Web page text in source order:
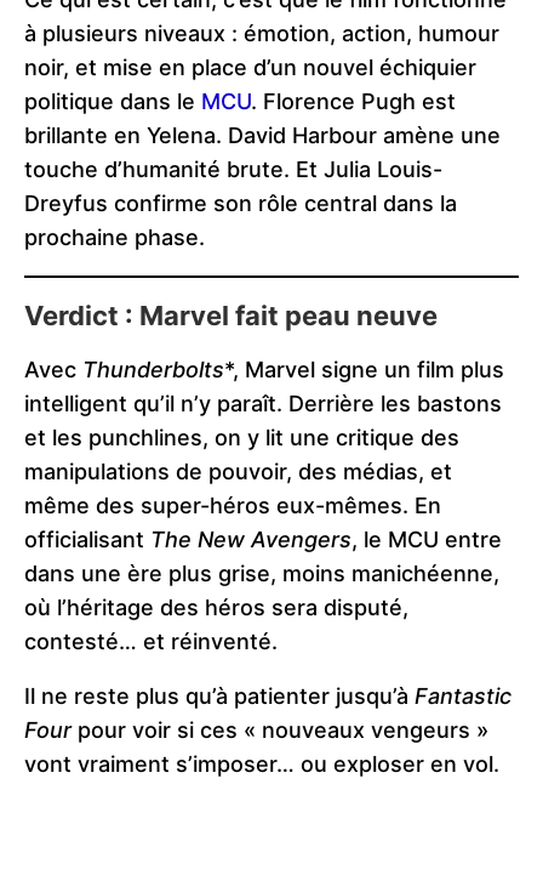
à plusieurs niveaux : émotion, action, humour
noir, et mise en place d’un nouvel échiquier
politique dans le MCU. Florence Pugh est
brillante en Yelena. David Harbour amène une
touche d’humanité brute. Et Julia Louis-
Dreyfus confirme son rôle central dans la
prochaine phase.
Verdict : Marvel fait peau neuve
Avec Thunderbolts*, Marvel signe un film plus
intelligent qu’il n’y paraît. Derrière les bastons
et les punchlines, on y lit une critique des
manipulations de pouvoir, des médias, et
même des super-héros eux-mêmes. En
officialisant The New Avengers, le MCU entre
dans une ère plus grise, moins manichéenne,
où l’héritage des héros sera disputé,
contesté… et réinventé.
Il ne reste plus qu’à patienter jusqu’à Fantastic
Fourpour voir si ces « nouveaux vengeurs »
vont vraiment s’imposer… ou exploser en vol.